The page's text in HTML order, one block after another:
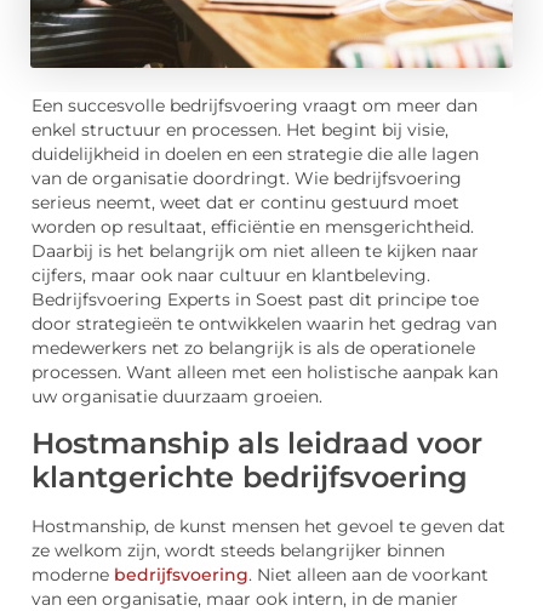
Een succesvolle bedrijfsvoering vraagt om meer dan
enkel structuur en processen. Het begint bij visie,
duidelijkheid in doelen en een strategie die alle lagen
van de organisatie doordringt. Wie bedrijfsvoering
serieus neemt, weet dat er continu gestuurd moet
worden op resultaat, efficiëntie en mensgerichtheid.
Daarbij is het belangrijk om niet alleen te kijken naar
cijfers, maar ook naar cultuur en klantbeleving.
Bedrijfsvoering Experts in Soest past dit principe toe
door strategieën te ontwikkelen waarin het gedrag van
medewerkers net zo belangrijk is als de operationele
processen. Want alleen met een holistische aanpak kan
uw organisatie duurzaam groeien.
Hostmanship als leidraad voor
klantgerichte bedrijfsvoering
Hostmanship, de kunst mensen het gevoel te geven dat
ze welkom zijn, wordt steeds belangrijker binnen
moderne bedrijfsvoering. Niet alleen aan de voorkant
van een organisatie, maar ook intern, in de manier